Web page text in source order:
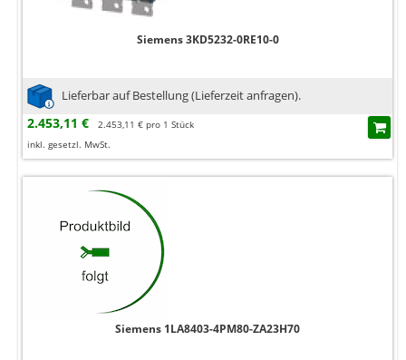
Siemens 3KD5232-0RE10-0
Lieferbar auf Bestellung (Lieferzeit anfragen).
2.453,11 €
2.453,11 € pro 1 Stück
inkl. gesetzl. MwSt.
Siemens 1LA8403-4PM80-ZA23H70